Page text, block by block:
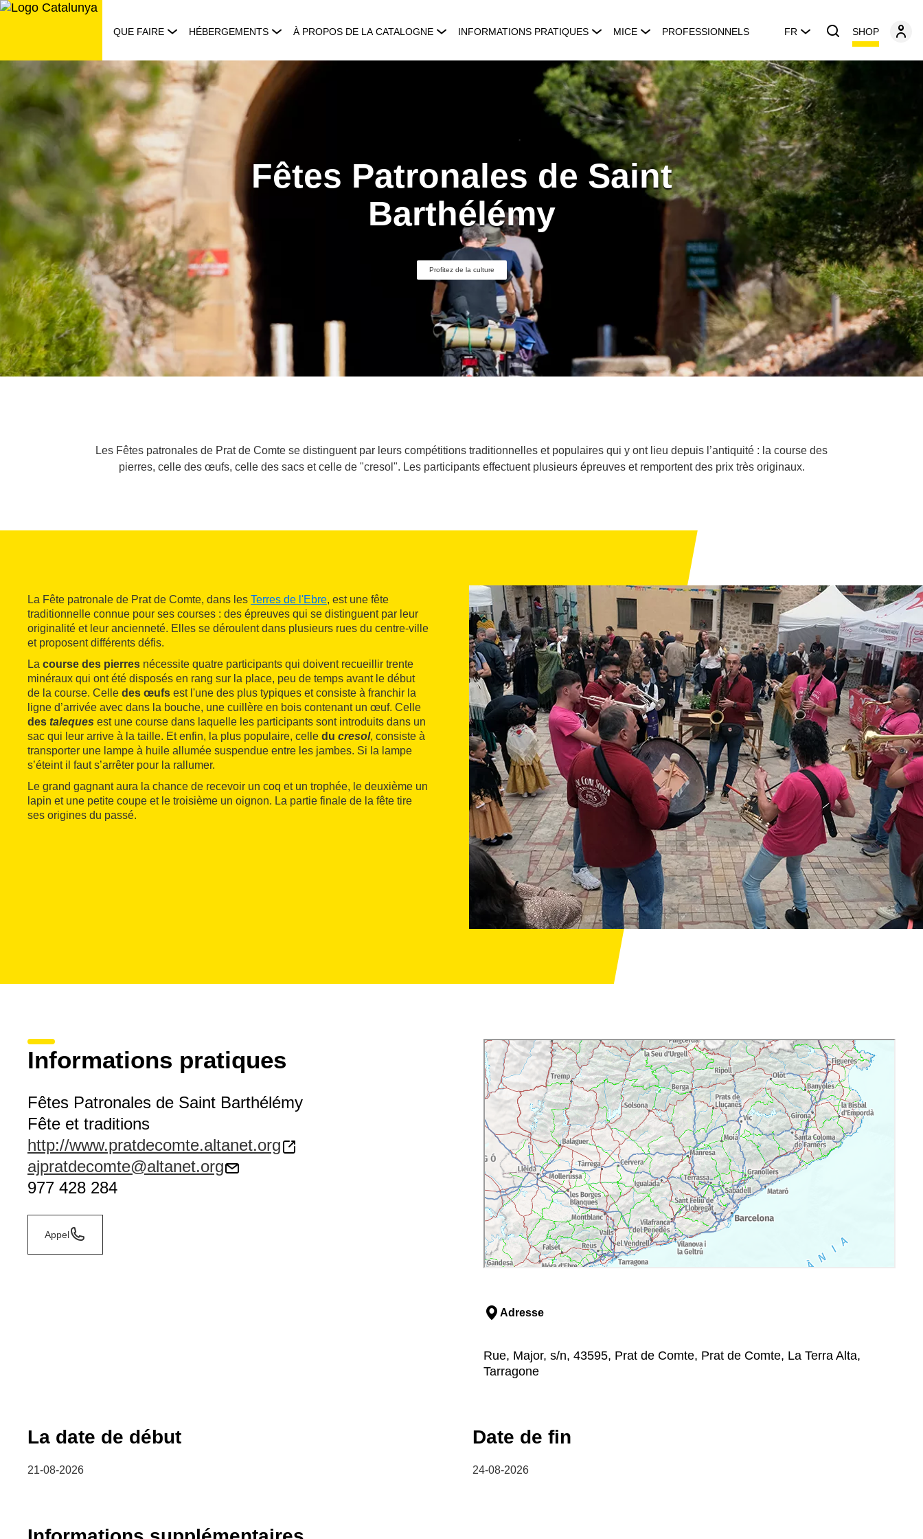
Aller
QUE FAIRE HÉBERGEMENTS À PROPOS DE LA CATALOGNE INFORMATIONS PRATIQUES MICE PROFESSIONNELS FR SHOP
Fêtes Patronales de Saint
Barthélémy
Profitez de la culture
Les Fêtes patronales de Prat de Comte se distinguent par leurs compétitions traditionnelles et populaires qui y ont lieu depuis l’antiquité : la course des
pierres, celle des œufs, celle des sacs et celle de "cresol". Les participants effectuent plusieurs épreuves et remportent des prix très originaux.
La Fête patronale de Prat de Comte, dans les Terres de l'Ebre, est une fête
traditionnelle connue pour ses courses : des épreuves qui se distinguent par leur
originalité et leur ancienneté. Elles se déroulent dans plusieurs rues du centre-ville
et proposent différents défis.
La course des pierres nécessite quatre participants qui doivent recueillir trente
minéraux qui ont été disposés en rang sur la place, peu de temps avant le début
de la course. Celle des œufs est l'une des plus typiques et consiste à franchir la
ligne d’arrivée avec dans la bouche, une cuillère en bois contenant un œuf. Celle
des taleques est une course dans laquelle les participants sont introduits dans un
sac qui leur arrive à la taille. Et enfin, la plus populaire, celle du cresol, consiste à
transporter une lampe à huile allumée suspendue entre les jambes. Si la lampe
s’éteint il faut s’arrêter pour la rallumer.
Le grand gagnant aura la chance de recevoir un coq et un trophée, le deuxième un
lapin et une petite coupe et le troisième un oignon. La partie finale de la fête tire
ses origines du passé.
Informations pratiques
Fêtes Patronales de Saint Barthélémy
Fête et traditions
http://www.pratdecomte.altanet.org
ajpratdecomte@altanet.org
977 428 284
Appel
Adresse
Rue, Major, s/n, 43595, Prat de Comte, Prat de Comte, La Terra Alta,
Tarragone
La date de début
21-08-2026
Date de fin
24-08-2026